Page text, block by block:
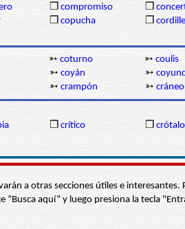
❒ compromiso ❒
❒ copucha ❒
➳ coturno ➳ coulis
➳ coyán ➳
➳ crampón ➳ cráneo
❒ crítico ❒ crótalo
a otras secciones útiles e
“Busca aquí” y luego presiona la tecla